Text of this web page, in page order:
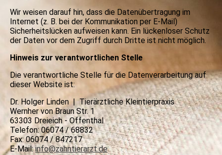
Wir weisen darauf hin, dass die Datenübertragung im
Internet (z. B. bei der Kommunikation per E-Mail)
Sicherheitslücken aufweisen kann. Ein lückenloser Schutz
der Daten vor dem Zugriff durch Dritte ist nicht möglich.
Hinweis zur verantwortlichen Stelle
Die verantwortliche Stelle für die Datenverarbeitung auf
dieser Website ist:
Dr. Holger Linden | Tierärztliche Kleintierpraxis
Wernher von Braun Str. 1
63303 Dreieich - Offenthal
Telefon: 06074 / 68832
Fax: 06074 / 847217
E-Mail:info@zahntierarzt.de